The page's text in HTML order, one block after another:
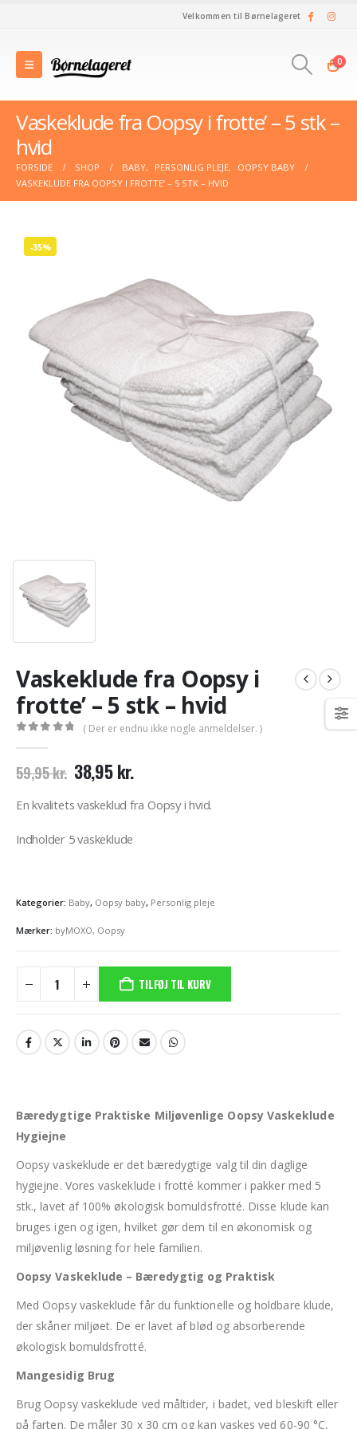
Velkommen til Børnelageret
0
Vaskeklude fra Oopsy i frotte’ – 5 stk –
hvid
FORSIDE SHOP BABY, PERSONLIG PLEJE,
OOPSY BABY
VASKEKLUDE FRA OOPSY I FROTTE’ – 5 STK – HVID
-35%
Vaskeklude fra Oopsy i
frotte’ – 5 stk – hvid
( Der er endnu ikke nogle anmeldelser. )
59,95kr. Den
oprindelige
pris
59,95 kr..
38,95kr.Den
aktuelle
pris
En kvalitets vaskeklud fra Oopsy i hvid.
Indholder 5 vaskeklude
Kategorier: Baby, Oopsy baby, Personlig pleje
Mærker: byMOXO, Oopsy
TILFØJ TIL KURV
Bæredygtige Praktiske Miljøvenlige Oopsy Vaskeklude
Hygiejne
Oopsy vaskeklude er det bæredygtige valg til din daglige
hygiejne. Vores vaskeklude i frotté kommer i pakker med 5
stk., lavet af 100% økologisk bomuldsfrotté. Disse klude kan
bruges igen og igen, hvilket gør dem til en økonomisk og
miljøvenlig løsning for hele familien.
Oopsy Vaskeklude – Bæredygtig og Praktisk
Med Oopsy vaskeklude får du funktionelle og holdbare klude,
der skåner miljøet. De er lavet af blød og absorberende
økologisk bomuldsfrotté.
Mangesidig Brug
Brug Oopsy vaskeklude ved måltider, i badet, ved bleskift eller
på farten. De måler 30 x 30 cm og kan vaskes ved 60-90 °C,